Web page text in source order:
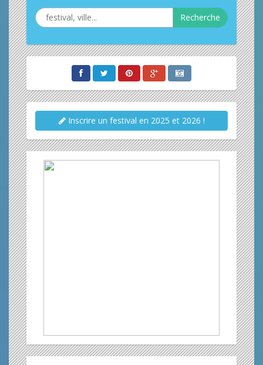
Recherche
Inscrire un festival en 2025 et 2026 !